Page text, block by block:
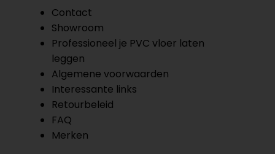
Contact
Showroom
Professioneel je PVC vloer laten
leggen
Algemene voorwaarden
Interessante links
Retourbeleid
FAQ
Merken